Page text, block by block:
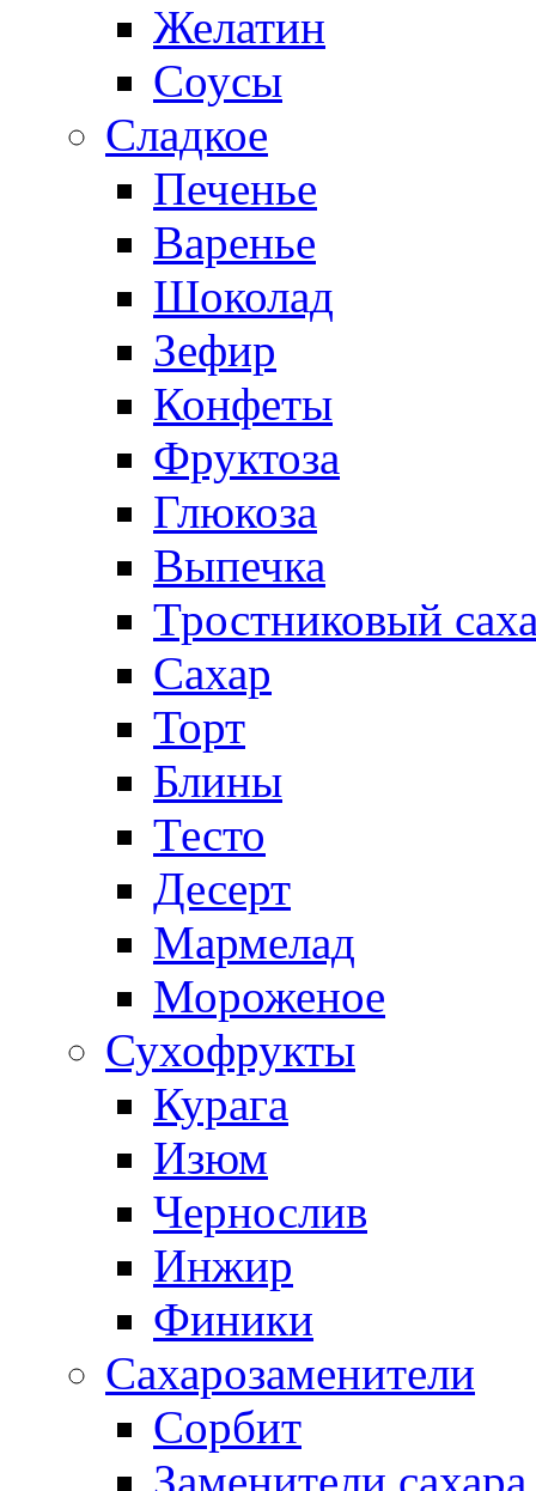
Желатин
Соусы
Сладкое
Печенье
Варенье
Шоколад
Зефир
Конфеты
Фруктоза
Глюкоза
Выпечка
Тростниковый
Сахар
Торт
Блины
Тесто
Десерт
Мармелад
Мороженое
Сухофрукты
Курага
Изюм
Чернослив
Инжир
Финики
Сахарозаменители
Сорбит